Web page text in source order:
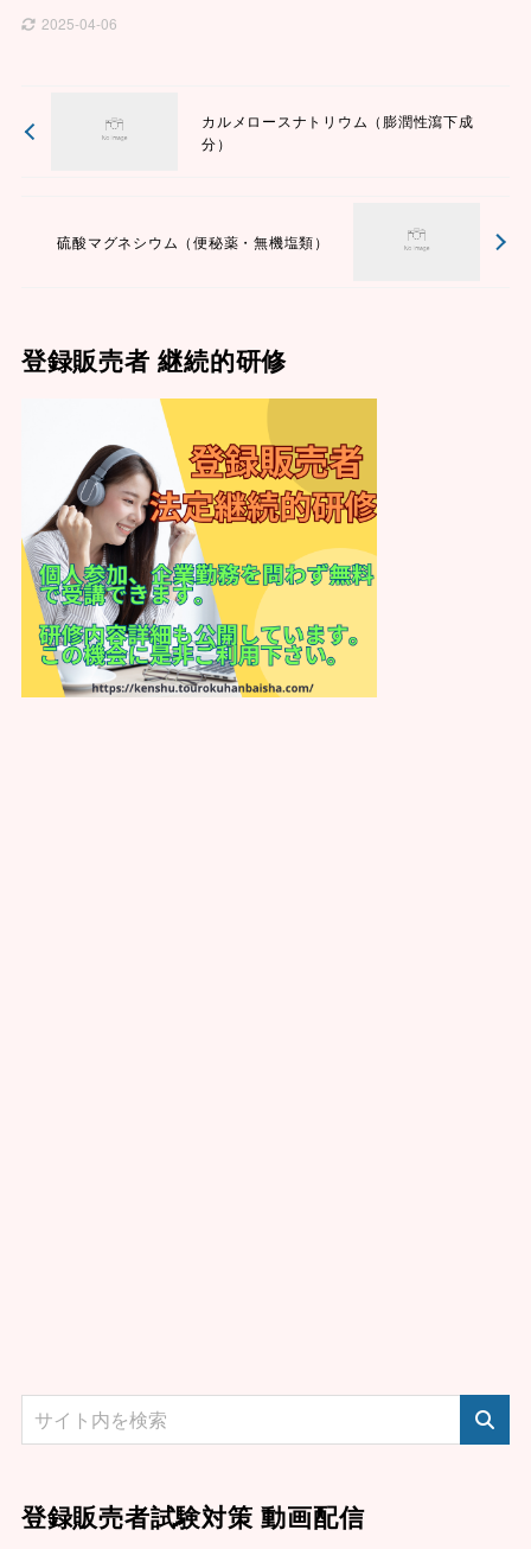
2025-04-06
カルメロースナトリウム（膨潤性瀉下成
分）
硫酸マグネシウム（便秘薬・無機塩類）
登録販売者 継続的研修
登録販売者試験対策 動画配信